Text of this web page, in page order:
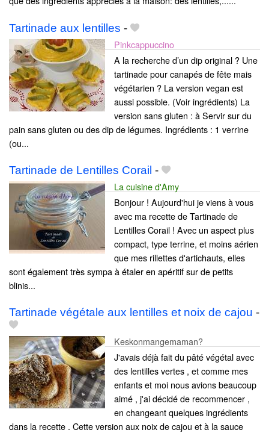
Tartinade aux lentilles -
Pinkcappuccino
A la recherche d’un dip original ? Une
tartinade pour canapés de fête mais
végétarien ? La version vegan est
aussi possible. (Voir ingrédients) La
version sans gluten : à Servir sur du
pain sans gluten ou des dip de légumes. Ingrédients : 1 verrine
(ou...
Tartinade de Lentilles Corail -
La cuisine d'Amy
Bonjour ! Aujourd'hui je viens à vous
avec ma recette de Tartinade de
Lentilles Corail ! Avec un aspect plus
compact, type terrine, et moins aérien
que mes rillettes d'artichauts, elles
sont également très sympa à étaler en apéritif sur de petits
blinis...
Tartinade végétale aux lentilles et noix de cajou -
Keskonmangemaman?
J'avais déjà fait du pâté végétal avec
des lentilles vertes , et comme mes
enfants et moi nous avions beaucoup
aimé , j'ai décidé de recommencer ,
en changeant quelques ingrédients
dans la recette . Cette version aux noix de cajou et à la sauce